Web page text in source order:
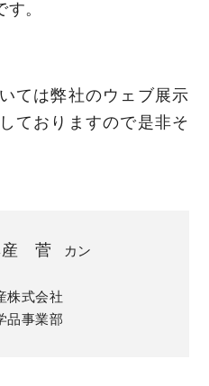
。
ては弊社のウェブ展示
ておりますので是非そ
産 菅 カン
株式会社
品事業部